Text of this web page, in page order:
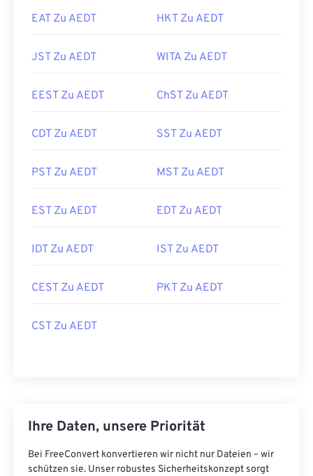
EAT Zu AEDT HKT Zu AEDT
JST Zu AEDT WITA Zu AEDT
EEST Zu AEDT ChST Zu AEDT
CDT Zu AEDT SST Zu AEDT
PST Zu AEDT MST Zu AEDT
EST Zu AEDT EDT Zu AEDT
IDT Zu AEDT IST Zu AEDT
CEST Zu AEDT PKT Zu AEDT
CST Zu AEDT
Ihre Daten, unsere Priorität
Bei FreeConvert konvertieren wir nicht nur Dateien – wir
schützen sie. Unser robustes Sicherheitskonzept sorgt